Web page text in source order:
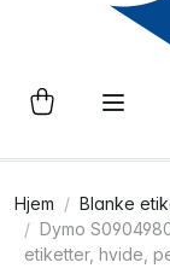
Hjem Blanke
Dymo
etiketter, hvide,